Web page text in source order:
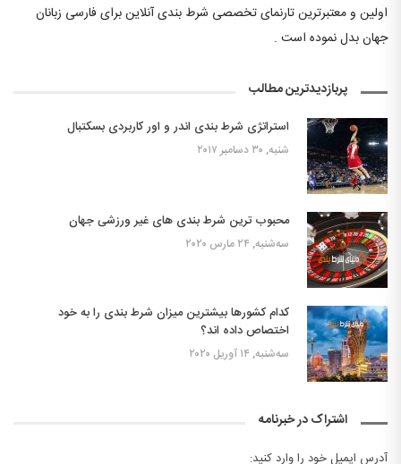
اولین و معتبرترین تارنمای تخصصی شرط بندی آنلاین برای فارسی زبانان
جهان بدل نموده است .
پربازدیدترین مطالب
استراتژی شرط بندی اندر و اور کاربردی بسکتبال
شنبه, ۳۰ دسامبر ۲۰۱۷
محبوب ترین شرط بندی های غیر ورزشی جهان
سه‌شنبه, ۲۴ مارس ۲۰۲۰
کدام کشورها بیشترین میزان شرط بندی را به خود
اختصاص داده اند؟
سه‌شنبه, ۱۴ آوریل ۲۰۲۰
اشتراک در خبرنامه
آدرس ایمیل خود را وارد کنید: